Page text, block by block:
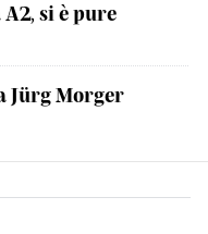
si è pure
Jürg Morger